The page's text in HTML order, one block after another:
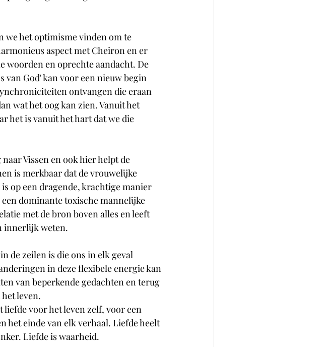
we het optimisme vinden om te
aspect met Cheiron en er
woorden en oprechte aandacht. De
van God' kan voor een nieuw begin
ontvangen die eraan
wat het oog kan zien. Vanuit het
het is vanuit het hart dat we die
Vissen en ook hier helpt de
is merkbaar dat de vrouwelijke
op een dragende, krachtige manier
dominante toxische mannelijke
met de bron boven alles en leeft
innerlijk weten.
de zeilen is die ons in elk geval
in deze flexibele energie kan
van beperkende gedachten en terug
leven.
voor het leven zelf, voor een
het einde van elk verhaal. Liefde heelt
Liefde is waarheid.